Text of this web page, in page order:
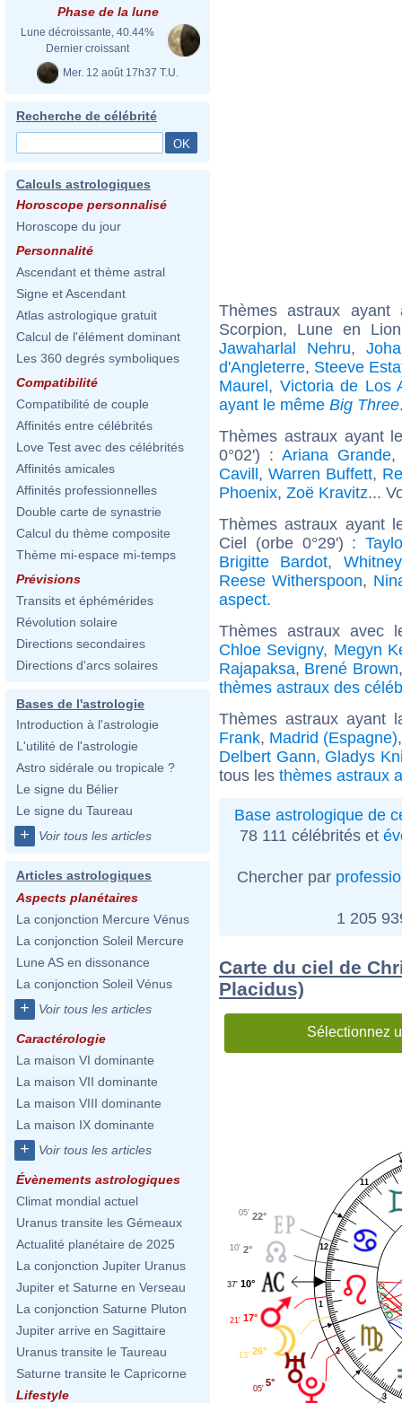
Phase de la lune
Lune décroissante, 40.44%
Dernier croissant
Mer. 12 août 17h37 T.U.
Recherche de célébrité
Calculs astrologiques
Horoscope personnalisé
Horoscope du jour
Personnalité
Ascendant et thème astral
Signe et Ascendant
Atlas astrologique gratuit
Calcul de l'élément dominant
Les 360 degrés symboliques
Compatibilité
Compatibilité de couple
Affinités entre célébrités
Love Test avec des célébrités
Affinités amicales
Affinités professionnelles
Double carte de synastrie
Calcul du thème composite
Thème mi-espace mi-temps
Prévisions
Transits et éphémérides
Révolution solaire
Directions secondaires
Directions d'arcs solaires
Bases de l'astrologie
Introduction à l'astrologie
L'utilité de l'astrologie
Astro sidérale ou tropicale ?
Le signe du Bélier
Le signe du Taureau
+ Voir tous les articles
Articles astrologiques
Aspects planétaires
La conjonction Mercure Vénus
La conjonction Soleil Mercure
Lune AS en dissonance
La conjonction Soleil Vénus
+ Voir tous les articles
Caractérologie
La maison VI dominante
La maison VII dominante
La maison VIII dominante
La maison IX dominante
+ Voir tous les articles
Évènements astrologiques
Climat mondial actuel
Uranus transite les Gémeaux
Actualité planétaire de 2025
La conjonction Jupiter Uranus
Jupiter et Saturne en Verseau
La conjonction Saturne Pluton
Jupiter arrive en Sagittaire
Uranus transite le Taureau
Saturne transite le Capricorne
Lifestyle
Thèmes astraux
Scorpion, Lune en
Jawaharlal Nehru,
d'Angleterre, Steeve
Maurel, Victoria de Los
ayant le même Big Three
Thèmes astraux ayant
0°02') :Ariana Grande
Cavill, Warren Buffett,
Phoenix, Zoë Kravitz...
Thèmes astraux ayant
Ciel (orbe 0°29') :
Brigitte Bardot,
Reese Witherspoon,
aspect.
Thèmes astraux avec
Chloe Sevigny, Megyn
Rajapaksa, Brené Brown
thèmes astraux des
Thèmes astraux
Frank, Madrid (Espagne)
Delbert Gann, Gladys
tous les thèmes astraux
Base astrologique de
78 111 célébrités et
Chercher par
1 205
Carte du ciel de
Placidus)
Sélectionnez
1
2
3
11
12
22°
05'
2°
10'
10°
37'
17°
21'
26°
13'
5°
05'